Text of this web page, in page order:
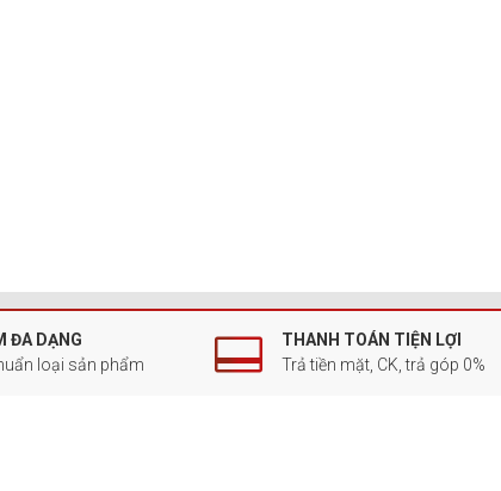
ĐA DẠNG
loại sản phẩm
THANH TOÁN TIỆN LỢI
Trả tiền mặt, CK, trả góp 0%